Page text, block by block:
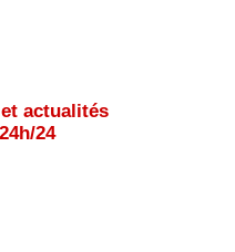
actualités
24